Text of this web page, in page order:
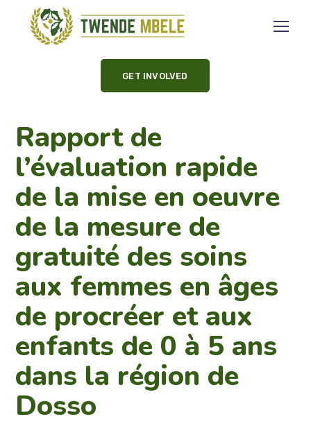
GET INVOLVED
Rapport de
l’évaluation rapide
de la mise en oeuvre
de la mesure de
gratuité des soins
aux femmes en âges
de procréer et aux
enfants de 0 à 5 ans
dans la région de
Dosso